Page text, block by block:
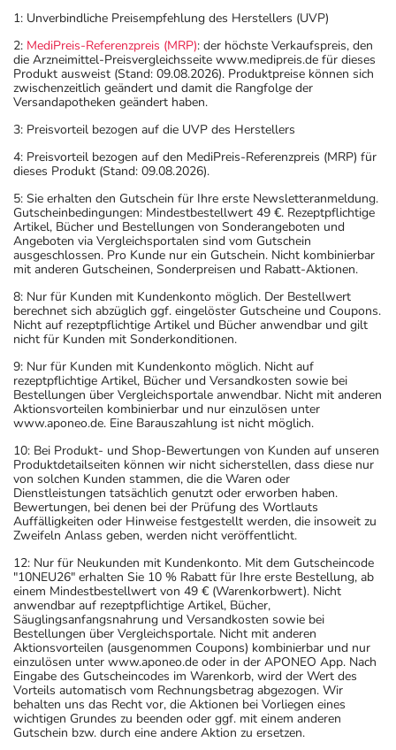
1: Unverbindliche Preisempfehlung des Herstellers (UVP)
2: MediPreis-Referenzpreis (MRP): der höchste Verkaufspreis, den
die Arzneimittel-Preisvergleichsseite www.medipreis.de für dieses
Produkt ausweist (Stand: 09.08.2026). Produktpreise können sich
zwischenzeitlich geändert und damit die Rangfolge der
Versandapotheken geändert haben.
3: Preisvorteil bezogen auf die UVP des Herstellers
4: Preisvorteil bezogen auf den MediPreis-Referenzpreis (MRP) für
dieses Produkt (Stand: 09.08.2026).
5: Sie erhalten den Gutschein für Ihre erste Newsletteranmeldung.
Gutscheinbedingungen: Mindestbestellwert 49 €. Rezeptpflichtige
Artikel, Bücher und Bestellungen von Sonderangeboten und
Angeboten via Vergleichsportalen sind vom Gutschein
ausgeschlossen. Pro Kunde nur ein Gutschein. Nicht kombinierbar
mit anderen Gutscheinen, Sonderpreisen und Rabatt-Aktionen.
8: Nur für Kunden mit Kundenkonto möglich. Der Bestellwert
berechnet sich abzüglich ggf. eingelöster Gutscheine und Coupons.
Nicht auf rezeptpflichtige Artikel und Bücher anwendbar und gilt
nicht für Kunden mit Sonderkonditionen.
9: Nur für Kunden mit Kundenkonto möglich. Nicht auf
rezeptpflichtige Artikel, Bücher und Versandkosten sowie bei
Bestellungen über Vergleichsportale anwendbar. Nicht mit anderen
Aktionsvorteilen kombinierbar und nur einzulösen unter
www.aponeo.de. Eine Barauszahlung ist nicht möglich.
10: Bei Produkt- und Shop-Bewertungen von Kunden auf unseren
Produktdetailseiten können wir nicht sicherstellen, dass diese nur
von solchen Kunden stammen, die die Waren oder
Dienstleistungen tatsächlich genutzt oder erworben haben.
Bewertungen, bei denen bei der Prüfung des Wortlauts
Auffälligkeiten oder Hinweise festgestellt werden, die insoweit zu
Zweifeln Anlass geben, werden nicht veröffentlicht.
12: Nur für Neukunden mit Kundenkonto. Mit dem Gutscheincode
"10NEU26" erhalten Sie 10 % Rabatt für Ihre erste Bestellung, ab
einem Mindestbestellwert von 49 € (Warenkorbwert). Nicht
anwendbar auf rezeptpflichtige Artikel, Bücher,
Säuglingsanfangsnahrung und Versandkosten sowie bei
Bestellungen über Vergleichsportale. Nicht mit anderen
Aktionsvorteilen (ausgenommen Coupons) kombinierbar und nur
einzulösen unter www.aponeo.de oder in der APONEO App. Nach
Eingabe des Gutscheincodes im Warenkorb, wird der Wert des
Vorteils automatisch vom Rechnungsbetrag abgezogen. Wir
behalten uns das Recht vor, die Aktionen bei Vorliegen eines
wichtigen Grundes zu beenden oder ggf. mit einem anderen
Gutschein bzw. durch eine andere Aktion zu ersetzen.